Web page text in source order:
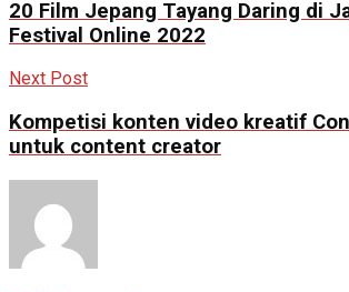
20 Film Jepang Tayang Daring di
Festival Online 2022
Next Post
Kompetisi konten video kreatif
untuk content creator